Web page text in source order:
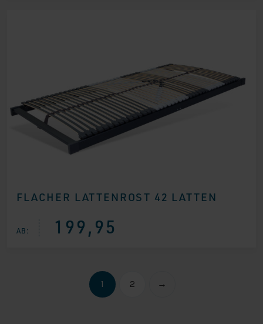
FLACHER LATTENROST 42 LATTEN
AB: 199,95
1 2 →